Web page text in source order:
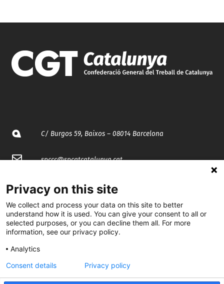
C/ Burgos 59, Baixos – 08014 Barcelona
spccc@spcgtcatalunya.cat
@CGTCatalunya
cgtcatalunya
CGTCatalunya
cgtcatalunya
Privacy on this site
We collect and process your data on this site to better
understand how it is used. You can give your consent to all or
selected purposes, or you can decline them all. For more
information, see our privacy policy.
Analytics
Consent details
Privacy policy